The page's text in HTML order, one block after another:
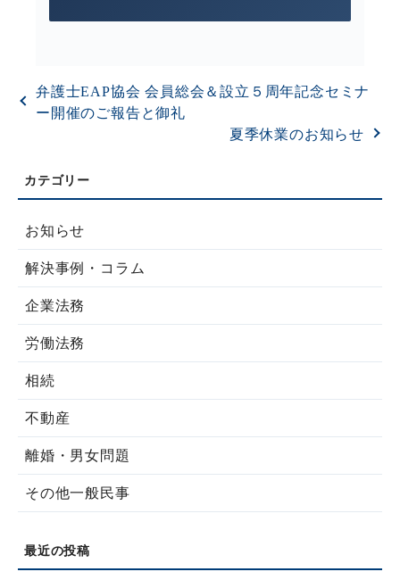
弁護士EAP協会 会員総会＆設立５周年記念セミナ
ー開催のご報告と御礼
夏季休業のお知らせ
お知らせ
解決事例・コラム
企業法務
労働法務
相続
不動産
離婚・男女問題
その他一般民事